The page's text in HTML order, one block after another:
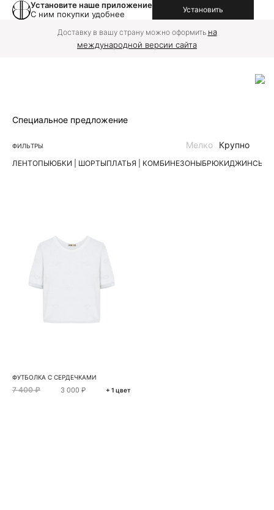
Установите наше приложение
С ним покупки удобнее
Установить
Доставку в вашу страну можно оформить на
международной версии сайта
Специальное предложение
ФИЛЬТРЫ
ЛЕНТОПЫЮБКИ | ШОРТЫПЛАТЬЯ | КОМБИНЕЗОНЫБРЮКИДЖИНСЫ
Мелко Крупно
ФУТБОЛКА С СЕРДЕЧКАМИ
7 400 ₽ 3 000 ₽ + 1 цвет